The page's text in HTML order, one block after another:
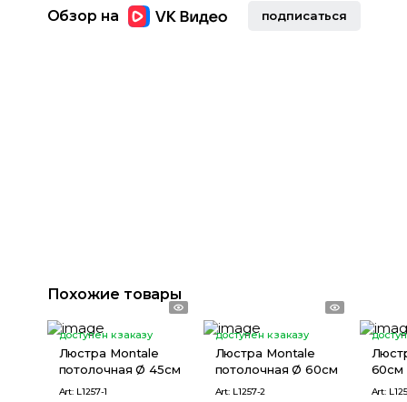
Обзор на подписаться
Похожие товары
доступен к заказу
Люстра Montale
потолочная Ø 45см
Art: L1257-1
доступен к заказу
Люстра Montale
потолочная Ø 60см
Art: L1257-2
60см
Art: